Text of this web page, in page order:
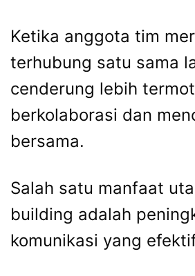
Ketika anggota tim
terhubung satu sama
cenderung lebih
berkolaborasi dan
bersama.
Salah satu manfaat
building adalah
komunikasi yang